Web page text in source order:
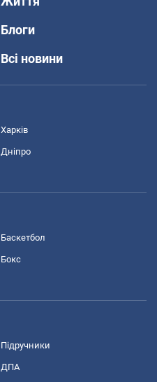
Блоги
Всі новини
Харків
Дніпро
Баскетбол
Бокс
Підручники
ДПА